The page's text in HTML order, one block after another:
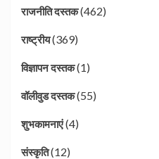
राजनीति दस्तक(462)
राष्ट्रीय(369)
विज्ञापन दस्तक(1)
वॉलीवुड दस्तक(55)
शुभकामनाएं(4)
संस्कृति(12)